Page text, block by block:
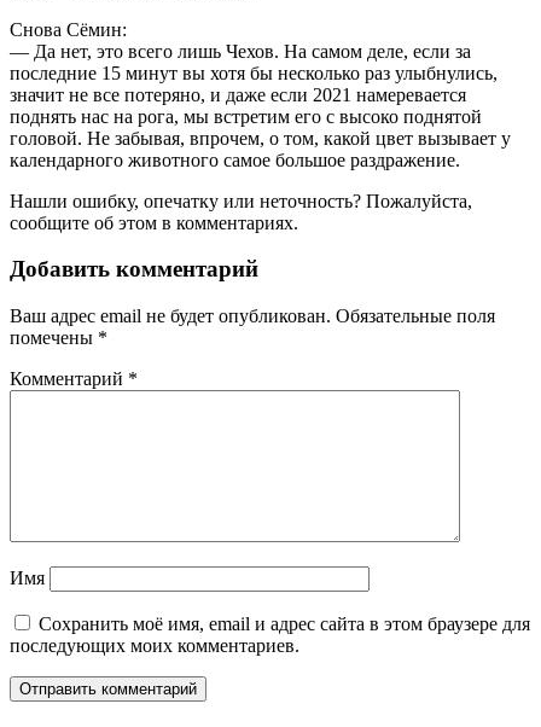
Снова Сёмин:
— Да нет, это всего лишь Чехов. На самом деле, если за
последние 15 минут вы хотя бы несколько раз улыбнулись,
значит не все потеряно, и даже если 2021 намеревается
поднять нас на рога, мы встретим его с высоко поднятой
головой. Не забывая, впрочем, о том, какой цвет вызывает у
календарного животного самое большое раздражение.
Нашли ошибку, опечатку или неточность? Пожалуйста,
сообщите об этом в комментариях.
Добавить комментарий
Ваш адрес email не будет опубликован. Обязательные поля
помечены *
Комментарий *
Имя
Сохранить моё имя, email и адрес сайта в этом браузере для
последующих моих комментариев.